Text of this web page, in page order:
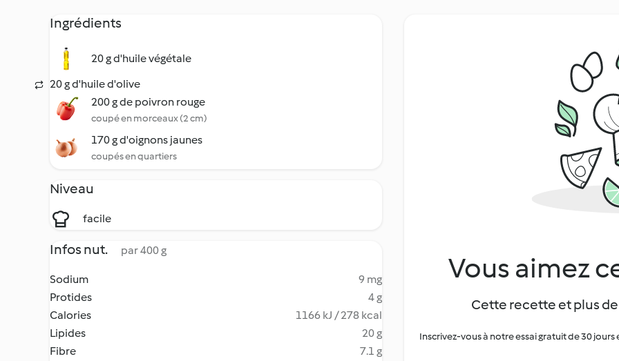
Ingrédients
20 g d'huile végétale
20 g d'huile d'olive
200 g de poivron rouge
coupé en morceaux (2 cm)
170 g d'oignons jaunes
coupés en quartiers
Niveau
facile
Infos nut. par 400 g
Sodium
9 mg
Protides
4 g
Calories
1166 kJ / 278 kcal
Lipides
20 g
Fibre
7.1 g
Vous aimez
Cette recette et plus
Inscrivez-vous à notre essai gratuit de 30